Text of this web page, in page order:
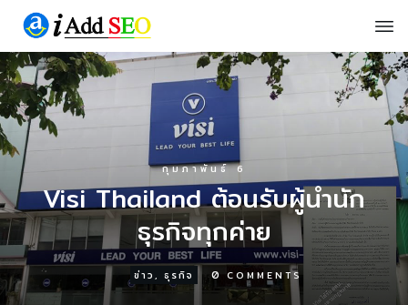
กุมภาพันธ์ 6
Visi Thailand ต้อนรับผู้นำนัก
ธุรกิจทุกค่าย
ข่าว, ธุรกิจ 0 COMMENTS